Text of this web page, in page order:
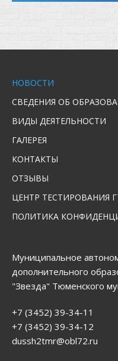
НОВОСТИ
СВЕДЕНИЯ ОБ
ВИДЫ ДЕЯТЕЛЬНОСТИ
ГАЛЕРЕЯ
КОНТАКТЫ
ОТЗЫВЫ
ЦЕНТР ТЕСТИРОВАНИЯ
ПОЛИТИКА
Муниципальное
дополнительного
"Звезда" Тюменского
+7 (3452) 39-34-11
+7 (3452) 39-34-12
dussh2tmr@obl72.ru